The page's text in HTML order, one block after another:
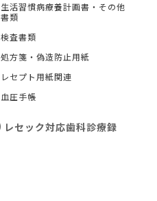
生活習慣病療養計画書・その他
書類
検査書類
処方箋・偽造防止用紙
レセプト用紙関連
血圧手帳
レセック対応歯科診療録